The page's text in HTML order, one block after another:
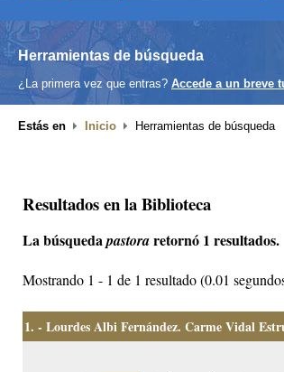
Herramientas de búsqueda
¿La primera vez que entras? Accede a un breve
Estás en Inicio Herramientas de búsqueda
Resultados en la Biblioteca
La búsquedapastoraretornó 1 resultados.
Mostrando 1 - 1 de 1 resultado (0.01
1. - Lourdes Albi Fernández. Carme Vidal